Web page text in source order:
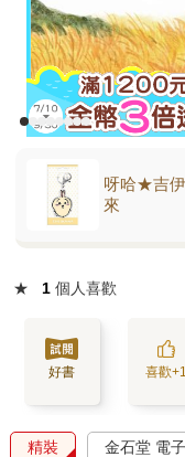
呀哈★吉
來
★ 1 個人喜歡
好書 喜歡+1
精裝 金石堂 電